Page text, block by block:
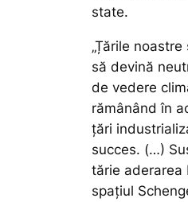
state.
„Țările
să devină
de vedere
rămânând în
ţări
succes. (…)
tărie aderarea
spaţiul